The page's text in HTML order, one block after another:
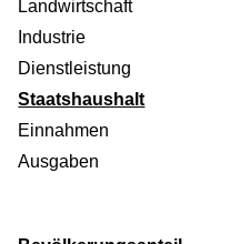
Landwirtschaft
Industrie
Dienstleistung
Staatshaushalt
Einnahmen
Ausgaben